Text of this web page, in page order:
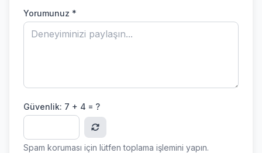
Yorumunuz *
Güvenlik: 7 + 4 = ?
Spam koruması için lütfen toplama işlemini yapın.